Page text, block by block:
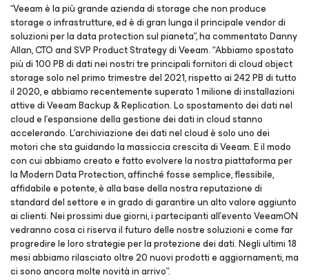
“Veeam è la più grande azienda di storage che non produce
storage o infrastrutture, ed è di gran lunga il principale vendor di
soluzioni per la data protection sul pianeta”, ha commentato Danny
Allan, CTO and SVP Product Strategy di Veeam. “Abbiamo spostato
più di 100 PB di dati nei nostri tre principali fornitori di cloud object
storage solo nel primo trimestre del 2021, rispetto ai 242 PB di tutto
il 2020, e abbiamo recentemente superato 1 milione di installazioni
attive di Veeam Backup & Replication. Lo spostamento dei dati nel
cloud e l'espansione della gestione dei dati in cloud stanno
accelerando. L'archiviazione dei dati nel cloud è solo uno dei
motori che sta guidando la massiccia crescita di Veeam. E il modo
con cui abbiamo creato e fatto evolvere la nostra piattaforma per
la Modern Data Protection, affinché fosse semplice, flessibile,
affidabile e potente, è alla base della nostra reputazione di
standard del settore e in grado di garantire un alto valore aggiunto
ai clienti. Nei prossimi due giorni, i partecipanti all’evento VeeamON
vedranno cosa ci riserva il futuro delle nostre soluzioni e come far
progredire le loro strategie per la protezione dei dati. Negli ultimi 18
mesi abbiamo rilasciato oltre 20 nuovi prodotti e aggiornamenti, ma
ci sono ancora molte novità in arrivo”.